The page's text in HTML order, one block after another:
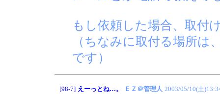
もし依頼した場合、取付
（ちなみに取付る場所は
です）
[98-7] えーっとね…。 ＥＺ＠管理人 2003/05/10(土